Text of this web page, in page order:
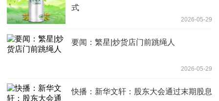
式
2026-05-29
要闻：繁星|炒货店门前跳绳人
2026-05-29
快播：新华文轩：股东大会通过末期股息